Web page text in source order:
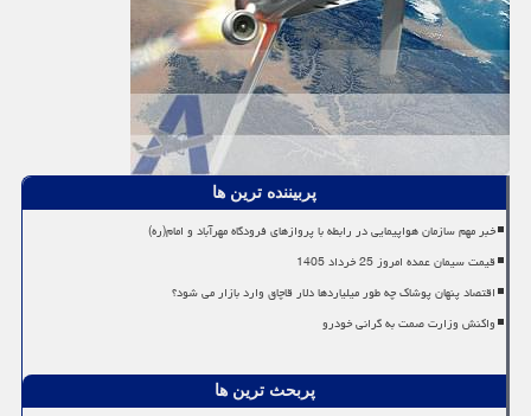
پربیننده ترین ها
خبر مهم سازمان هواپیمایی در رابطه با پروازهای فرودگاه مهرآباد و امام(ره)
قیمت سیمان عمده امروز 25 خرداد 1405
اقتصاد پنهان پوشاک چه طور میلیاردها دلار قاچاق وارد بازار می شود؟
واکنش وزارت صمت به گرانی خودرو
پربحث ترین ها